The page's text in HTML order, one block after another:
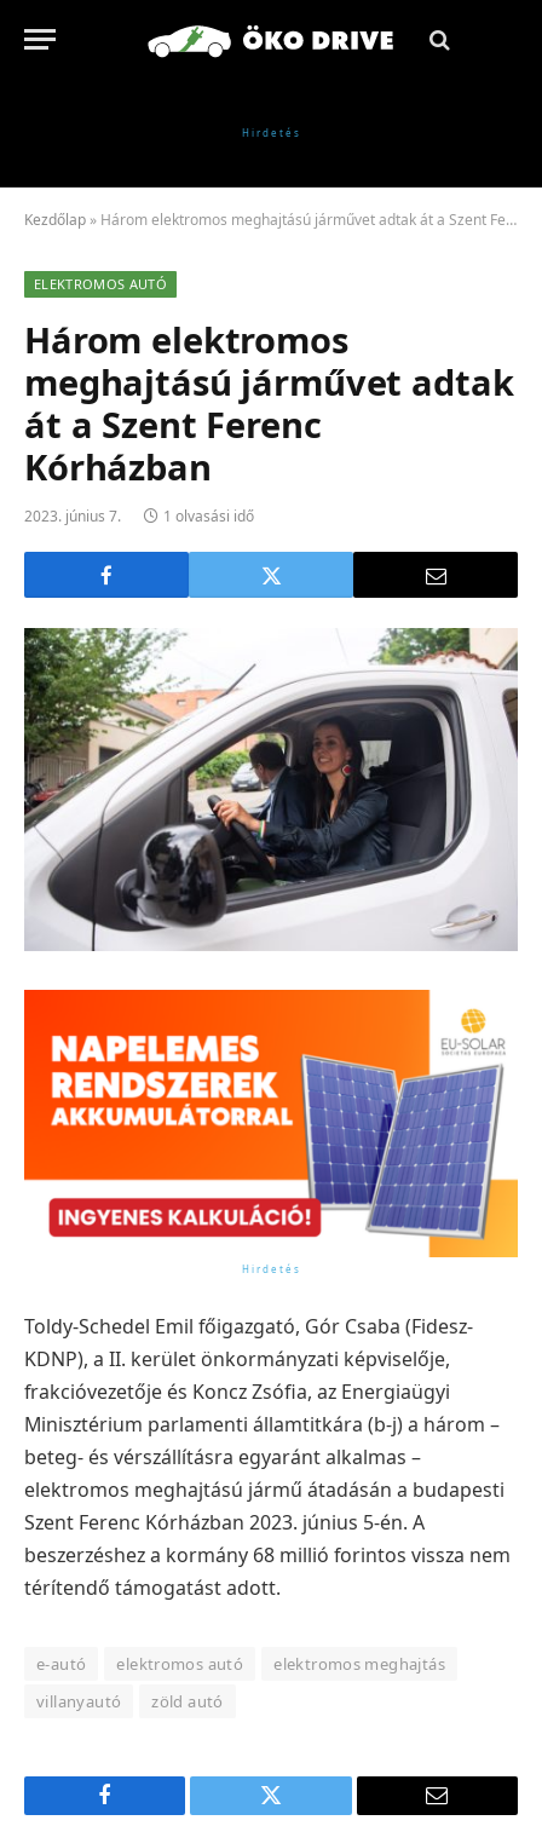
Kezdőlap » Három elektromos meghajtású járművet adtak át a Szent Ferenc Kórházban
ELEKTROMOS AUTÓ
Három elektromos
meghajtású járművet adtak
át a Szent Ferenc
Kórházban
2023. június 7. 1 olvasási idő
Toldy-Schedel Emil főigazgató, Gór Csaba (Fidesz-
KDNP), a II. kerület önkormányzati képviselője,
frakcióvezetője és Koncz Zsófia, az Energiaügyi
Minisztérium parlamenti államtitkára (b-j) a három –
beteg- és vérszállításra egyaránt alkalmas –
elektromos meghajtású jármű átadásán a budapesti
Szent Ferenc Kórházban 2023. június 5-én. A
beszerzéshez a kormány 68 millió forintos vissza nem
térítendő támogatást adott.
e-autó elektromos autó
elektromos meghajtás
villanyautó
zöld autó
Facebook Twitter
E-